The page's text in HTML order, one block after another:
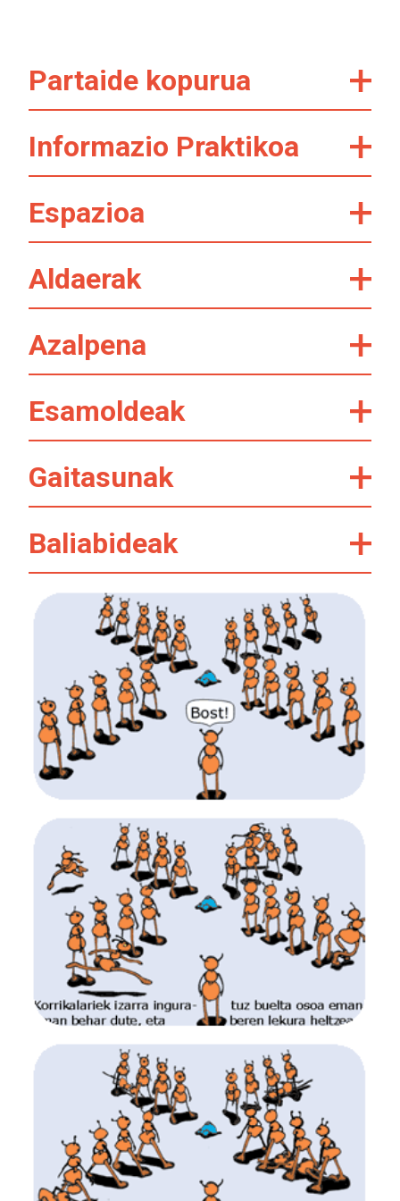
Partaide kopurua
Informazio Praktikoa
Espazioa
Aldaerak
Azalpena
Esamoldeak
Gaitasunak
Baliabideak